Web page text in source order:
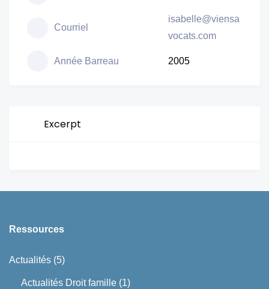
Courriel
isabelle@viensa
vocats.com
Année Barreau 2005
Excerpt
Ressources
Actualités (5)
Actualités Droit famille (1)